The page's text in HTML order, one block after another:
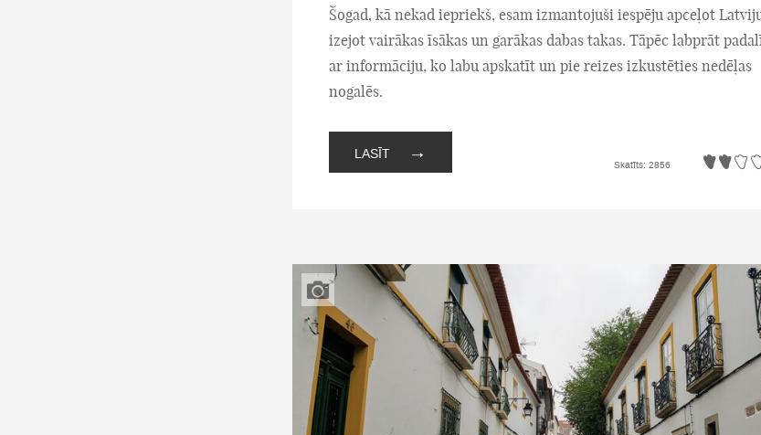
Šogad, kā nekad iepriekš, esam izmantojuši iespēju apceļot
izejot vairākas īsākas un garākas dabas takas. Tāpēc labprāt
ar informāciju, ko labu apskatīt un pie reizes izkustēties nedēļas
nogalēs.
LASĪT →
Skatīts: 2856